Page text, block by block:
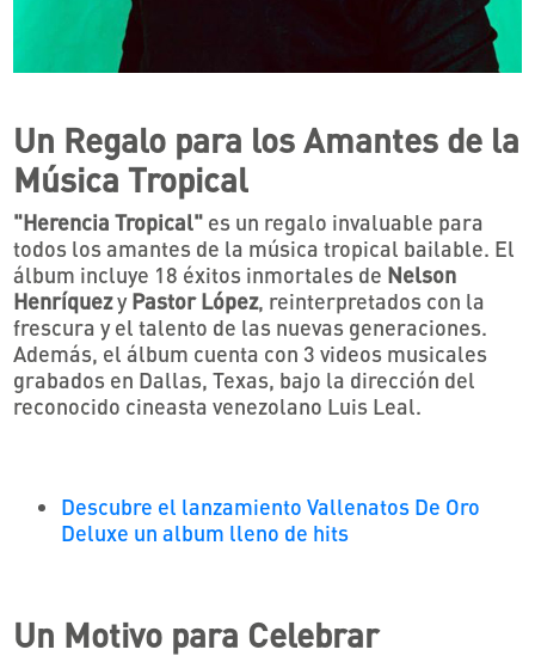
Un Regalo para los Amantes de la
Música Tropical
"Herencia Tropical" es un regalo invaluable para
todos los amantes de la música tropical bailable. El
álbum incluye 18 éxitos inmortales de Nelson
HenríquezyPastor López, reinterpretados con la
frescura y el talento de las nuevas generaciones.
Además, el álbum cuenta con 3 videos musicales
grabados en Dallas, Texas, bajo la dirección del
reconocido cineasta venezolano Luis Leal.
Descubre el lanzamiento Vallenatos De Oro
Deluxe un album lleno de hits
Un Motivo para Celebrar